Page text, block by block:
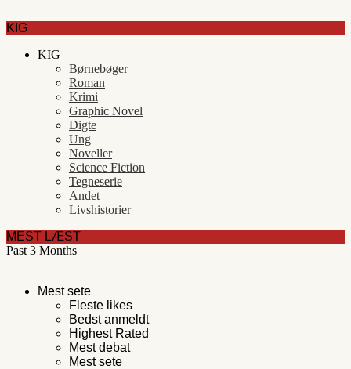
KIG
KIG
Børnebøger
Roman
Krimi
Graphic Novel
Digte
Ung
Noveller
Science Fiction
Tegneserie
Andet
Livshistorier
MEST LÆST
Past 3 Months
Mest sete
Fleste likes
Bedst anmeldt
Highest Rated
Mest debat
Mest sete